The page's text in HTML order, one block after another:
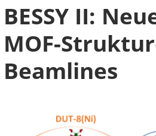
BESSY II:
MOF-
Beamlines